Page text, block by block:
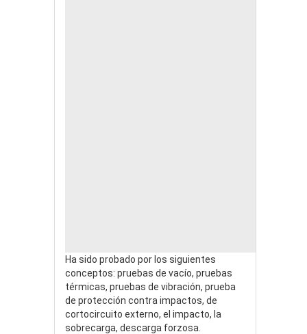
Ha sido probado por los siguientes
conceptos: pruebas de vacío, pruebas
térmicas, pruebas de vibración, prueba
de protección contra impactos, de
cortocircuito externo, el impacto, la
sobrecarga, descarga forzosa.